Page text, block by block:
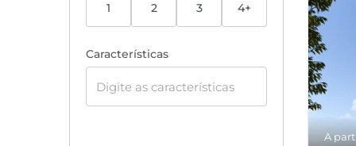
1 2 3 4+
Características
A